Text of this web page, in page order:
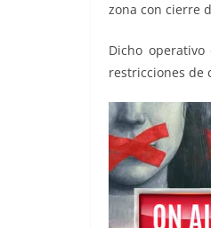
zona con cierre
Dicho
restricciones de